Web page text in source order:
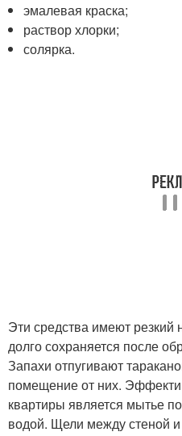
эмалевая краска;
раствор хлорки;
солярка.
Эти средства имеют резкий
долго сохраняется после
Запахи отпугивают
помещение от них.
квартиры является мытье
водой. Щели между стеной